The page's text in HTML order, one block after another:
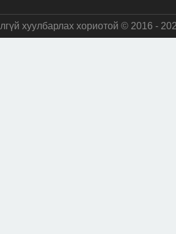
хуулбарлах хориотой © 2016 -